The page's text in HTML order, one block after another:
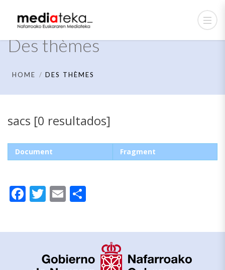
Des thèmes
HOME DES THÈMES
sacs [0 resultados]
Document Fragment
Facebook
Twitter
Email